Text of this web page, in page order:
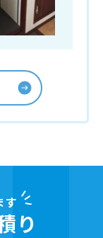
す
り